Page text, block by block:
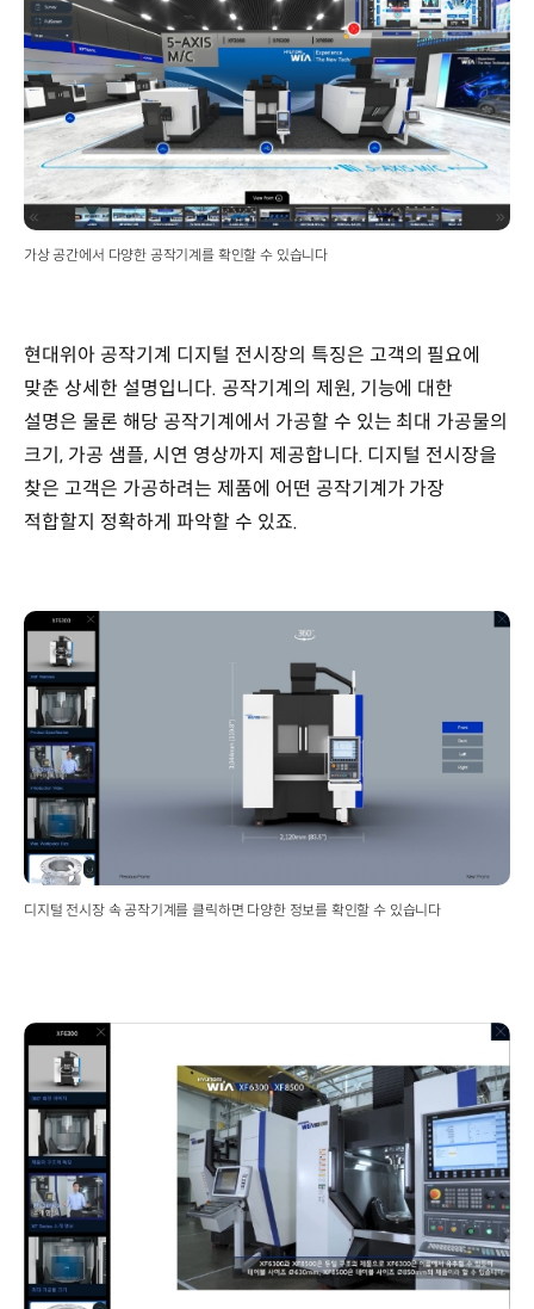
가상 공간에서 다양한 공작기계를 확인할 수 있습니다
현대위아 공작기계 디지털 전시장의 특징은 고객의 필요에
맞춘 상세한 설명입니다. 공작기계의 제원, 기능에 대한
설명은 물론 해당 공작기계에서 가공할 수 있는 최대 가공물의
크기, 가공 샘플, 시연 영상까지 제공합니다. 디지털 전시장을
찾은 고객은 가공하려는 제품에 어떤 공작기계가 가장
적합할지 정확하게 파악할 수 있죠.
디지털 전시장 속 공작기계를 클릭하면 다양한 정보를 확인할 수 있습니다